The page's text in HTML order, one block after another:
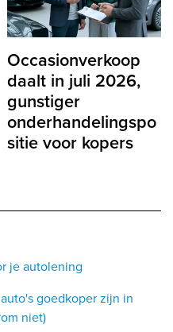
je autolening
goedkoper zijn in
niet)
Occasionverkoop
daalt in juli 2026,
gunstiger
onderhandelingspo
sitie voor kopers